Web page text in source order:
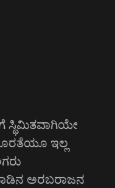
ಸ್ಥಿಮಿತವಾಗಿಯೇ
ಇಲ್ಲ
ಅರಬರಾಜನ